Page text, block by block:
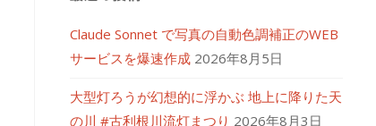
Claude Sonnet で写真の自動色調補正のWEB
サービスを爆速作成 2026年8月5日
大型灯ろうが幻想的に浮かぶ 地上に降りた天
の川 #古利根川流灯まつり 2026年8月3日